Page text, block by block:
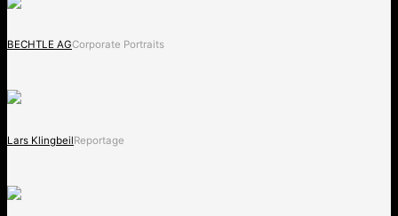
BECHTLE AGCorporate Portraits
Lars KlingbeilReportage